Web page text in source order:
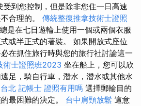
受到您控制，但是除非您住一日高速
合理的。 傳統整復推拿技術士證照
是在七日遊輪上使用一個或兩個衣服
或半正式的著裝。 如果開放式座位
在抓住旅行時與您的旅行社討論這一
術士證照班2023 坐在船上，您可以欣
足，騎自行車，潛水，潛水或其他水
北 記帳士 證照有用嗎 選擇郵輪目的
最困難的決定。 台中肩頸放鬆 這意